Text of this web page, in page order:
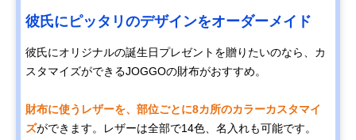
彼氏にピッタリのデザインをオーダーメイド
彼氏にオリジナルの誕生日プレゼントを贈りたいのなら、カ
スタマイズができるJOGGOの財布がおすすめ。
財布に使うレザーを、部位ごとに8カ所のカラーカスタマイ
ズができます。レザーは全部で14色、名入れも可能です。